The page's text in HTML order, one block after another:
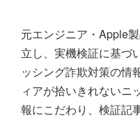
元エンジニア・Apple
立し、実機検証に基づ
ッシング詐欺対策の情
ィアが拾いきれないニ
報にこだわり、検証記